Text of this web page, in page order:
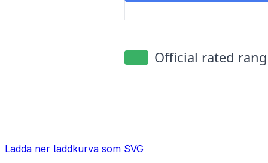
Ladda ner laddkurva som SVG